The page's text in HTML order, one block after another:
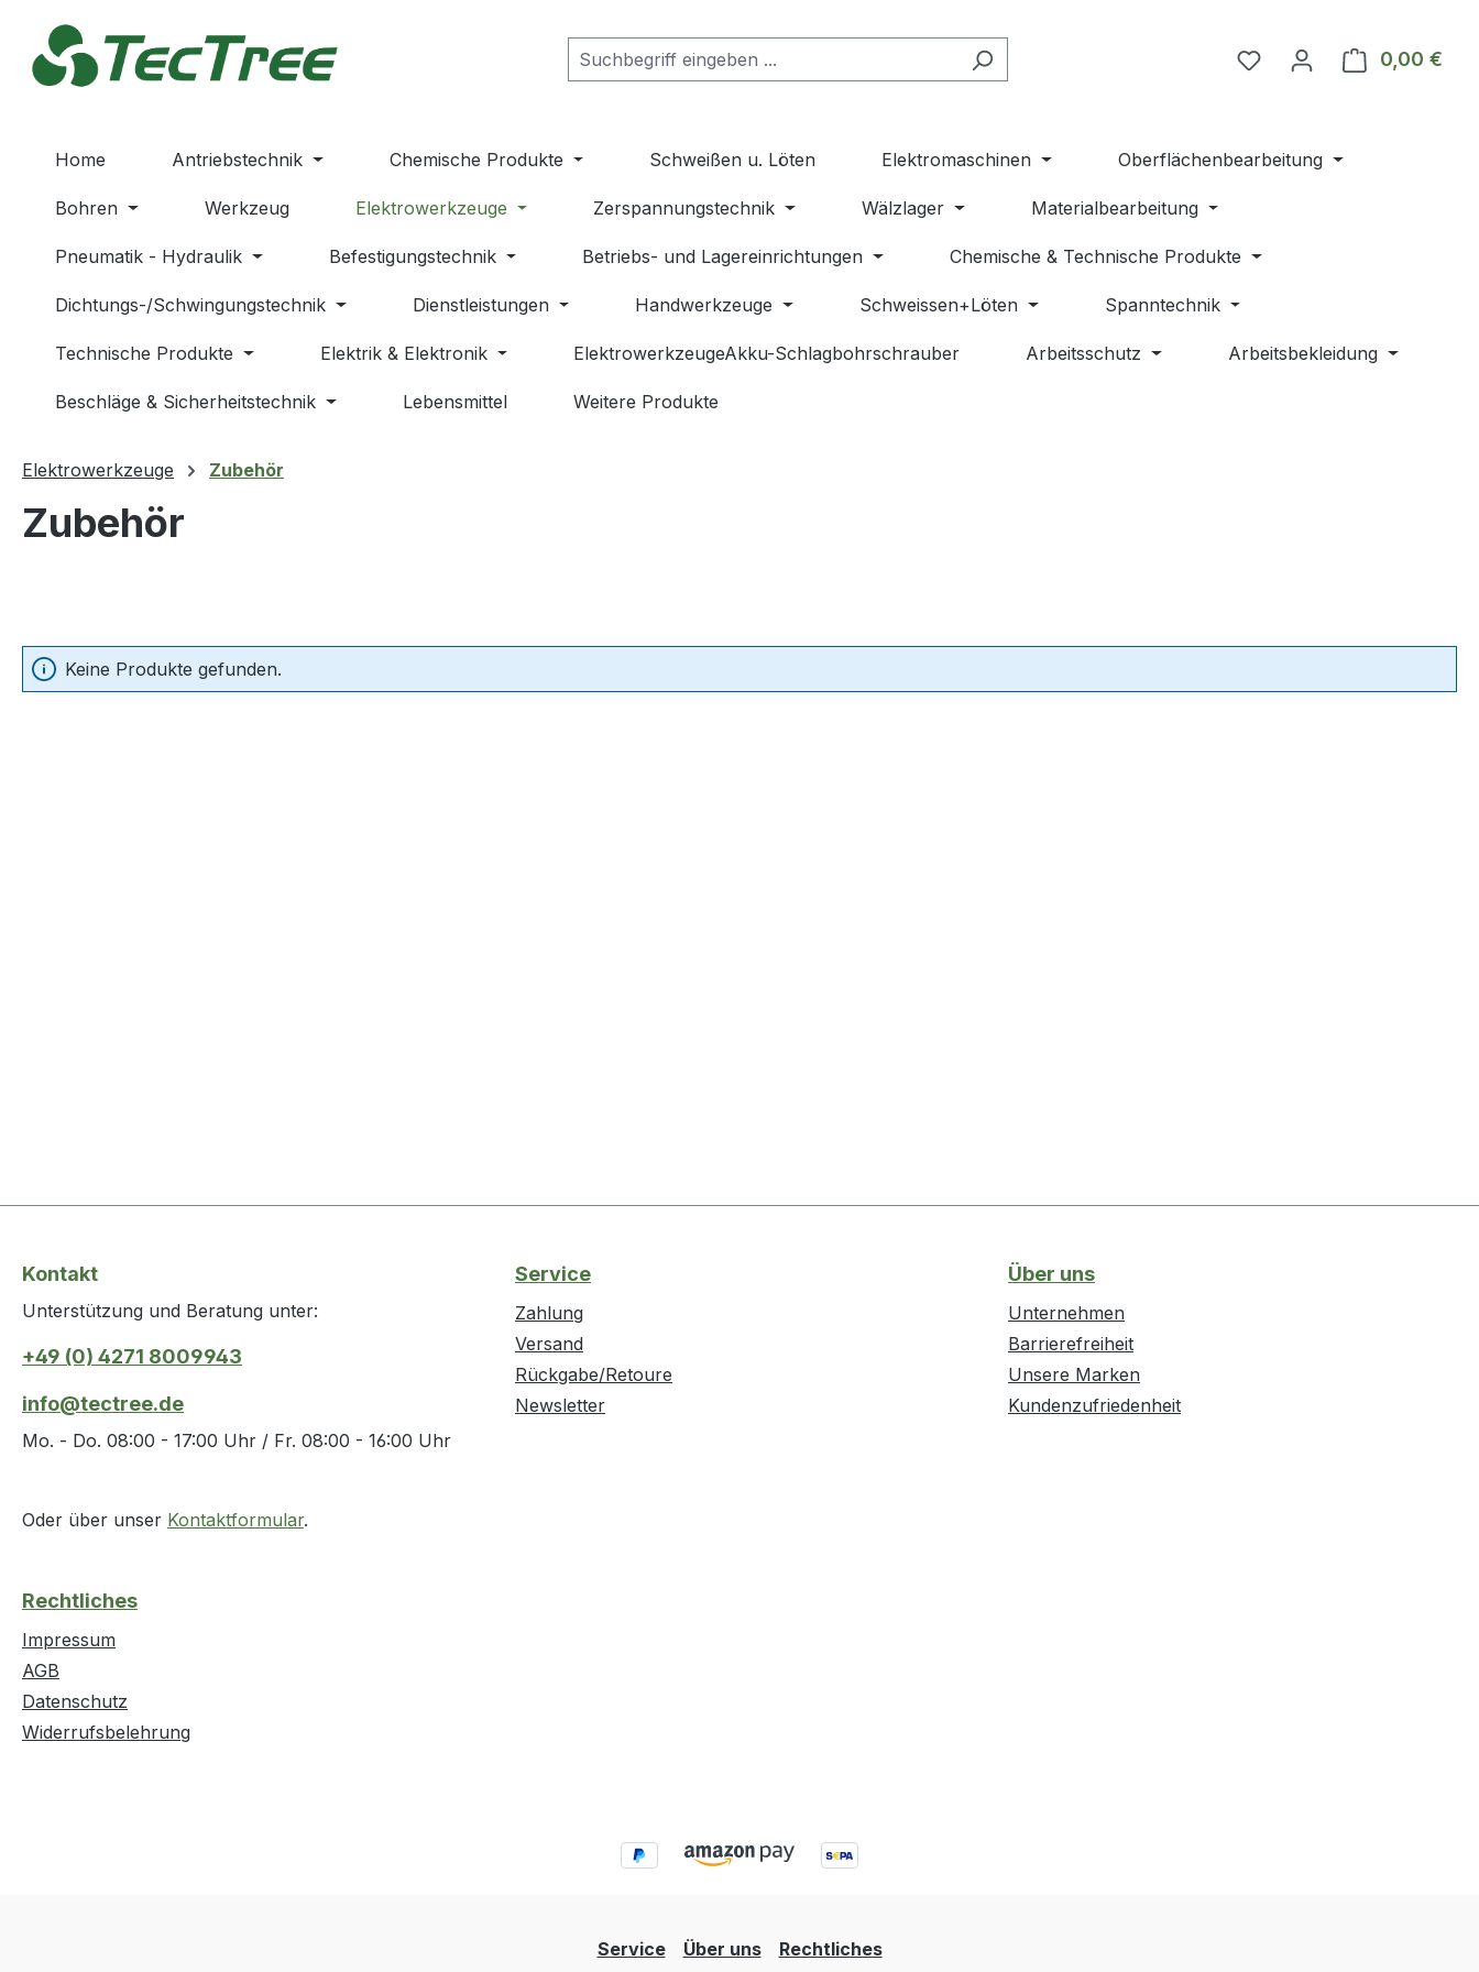
Hauptinhalt springen
Zur Suche springen
Zur Hauptnavigation springen
Du hast 0 Produkte auf
0,00 €
Home Antriebstechnik Chemische Produkte Schweißen u. Löten Elektromaschinen Oberflächenbearbeitung
Bohren Werkzeug Elektrowerkzeuge Zerspannungstechnik Wälzlager Materialbearbeitung
Pneumatik - Hydraulik Befestigungstechnik Betriebs- und Lagereinrichtungen Chemische & Technische Produkte
Dichtungs-/Schwingungstechnik Dienstleistungen Handwerkzeuge Schweissen+Löten Spanntechnik
Technische Produkte Elektrik & Elektronik ElektrowerkzeugeAkku-Schlagbohrschrauber Arbeitsschutz Arbeitsbekleidung
Beschläge & Sicherheitstechnik Lebensmittel Weitere Produkte
Elektrowerkzeuge Zubehör
Zubehör
Keine Produkte gefunden.
Kontakt
Unterstützung und Beratung unter:
+49 (0) 4271 8009943
info@tectree.de
Mo. - Do. 08:00 - 17:00 Uhr / Fr. 08:00 - 16:00 Uhr
Oder über unser Kontaktformular.
Service
Zahlung
Versand
Rückgabe/Retoure
Newsletter
Über uns
Unternehmen
Barrierefreiheit
Unsere Marken
Kundenzufriedenheit
Rechtliches
Impressum
AGB
Datenschutz
Widerrufsbelehrung
Service Über uns Rechtliches